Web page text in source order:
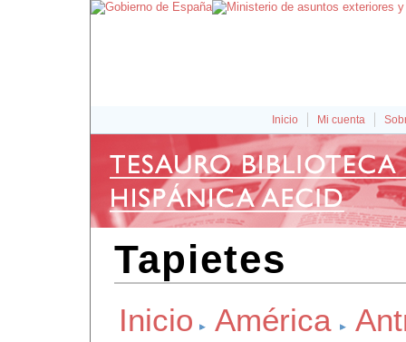
Inicio Mi cuenta
Tapietes
Inicio América